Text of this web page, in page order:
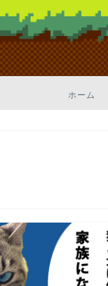
ホーム